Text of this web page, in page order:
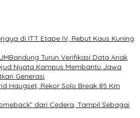
di ITT Etape IV, Rebut Kaus Kuning
Turun Verifikasi Data Anak
Nyata Kampus Membantu Jawa
Generasi
Haugset, Rekor Solo Break 85 Km
dari Cedera, Tampil Sebagai